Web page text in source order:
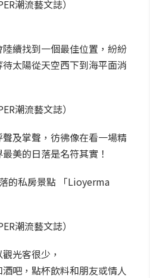
潮流藝文誌）
續找到一個最佳位置，紛紛
太陽從天空西下到海平面消
潮流藝文誌）
及掌聲，彷彿像在看一場精
美的日落是名符其實！
的私房景點 「Lioyerma
潮流藝文誌）
光客很少，
吧，點杯飲料和朋友或情人